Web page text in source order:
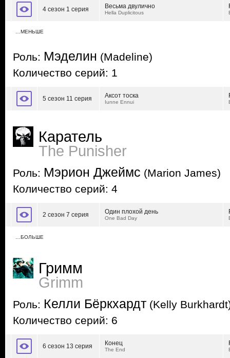
4 сезон 1 серия Весьма двулично
Hella Duplicitous
…МЕНЬШЕ
Роль: Мэделин (Madeline)
Количество серий: 1
5 сезон 11 серия Аксот тоска
Iunne Ennui
Каратель
The Punisher
Роль: Мэрион Джеймс (Marion James)
Количество серий: 4
2 сезон 7 серия Один плохой день
One Bad Day
…БОЛЬШЕ
Гримм
Grimm
Роль: Келли Бёркхардт (Kelly
Количество серий: 6
6 сезон 13 серия Конец
The End